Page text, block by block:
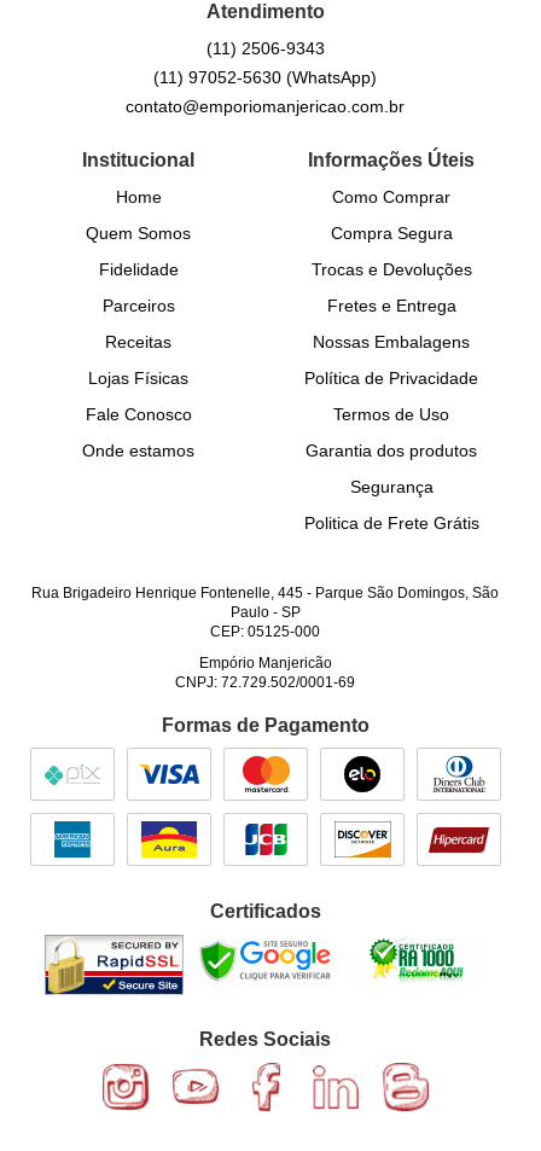
Atendimento
(11) 2506-9343
(11) 97052-5630(WhatsApp)
contato@emporiomanjericao.com.br
Institucional
Home
Quem Somos
Fidelidade
Parceiros
Receitas
Lojas Físicas
Fale Conosco
Onde estamos
Informações Úteis
Como Comprar
Compra Segura
Trocas e Devoluções
Fretes e Entrega
Nossas Embalagens
Política de Privacidade
Termos de Uso
Garantia dos produtos
Segurança
Politica de Frete Grátis
Rua Brigadeiro Henrique Fontenelle, 445 - Parque São Domingos, São
Paulo- SP
CEP: 05125-000
Empório Manjericão
CNPJ: 72.729.502/0001-69
Formas de Pagamento
Certificados
Redes Sociais